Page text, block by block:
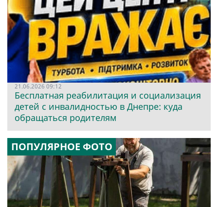
21.06.2026 09:12
Бесплатная реабилитация и социализация
детей с инвалидностью в Днепре: куда
обращаться родителям
ПОПУЛЯРНОЕ ФОТО